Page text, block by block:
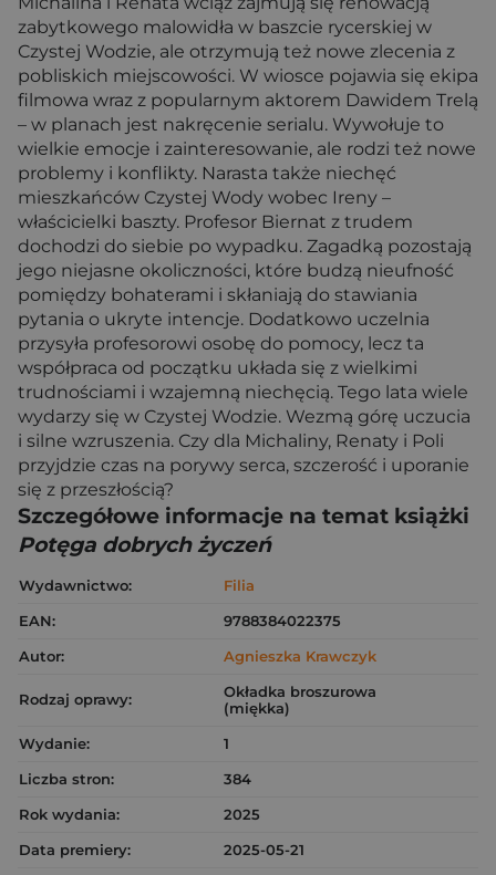
zabytkowego malowidła w baszcie rycerskiej w
Czystej Wodzie, ale otrzymują też nowe zlecenia z
pobliskich miejscowości. W wiosce pojawia się ekipa
filmowa wraz z popularnym aktorem Dawidem Trelą
– w planach jest nakręcenie serialu. Wywołuje to
wielkie emocje i zainteresowanie, ale rodzi też nowe
problemy i konflikty. Narasta także niechęć
mieszkańców Czystej Wody wobec Ireny –
właścicielki baszty. Profesor Biernat z trudem
dochodzi do siebie po wypadku. Zagadką pozostają
jego niejasne okoliczności, które budzą nieufność
pomiędzy bohaterami i skłaniają do stawiania
pytania o ukryte intencje. Dodatkowo uczelnia
przysyła profesorowi osobę do pomocy, lecz ta
współpraca od początku układa się z wielkimi
trudnościami i wzajemną niechęcią. Tego lata wiele
wydarzy się w Czystej Wodzie. Wezmą górę uczucia
i silne wzruszenia. Czy dla Michaliny, Renaty i Poli
przyjdzie czas na porywy serca, szczerość i uporanie
się z przeszłością?
Szczegółowe informacje na temat książki
Potęga dobrych życzeń
Wydawnictwo:
Filia
EAN:
9788384022375
Autor:
Agnieszka Krawczyk
Rodzaj oprawy:
Okładka broszurowa
(miękka)
Wydanie:
1
Liczba stron:
384
Rok wydania:
2025
Data premiery:
2025-05-21